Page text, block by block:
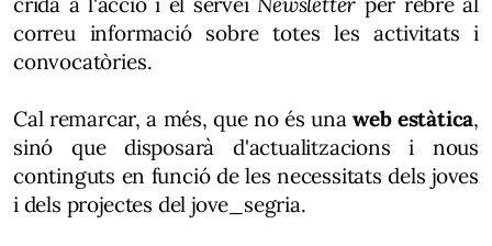
correu informació sobre totes les activitats i
convocatòries.
Cal remarcar, a més, que no és una web estàtica,
sinó que disposarà d'actualitzacions i nous
continguts en funció de les necessitats dels joves
i dels projectes del jove_segria.